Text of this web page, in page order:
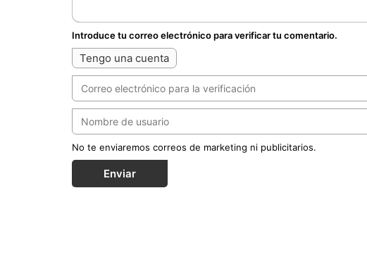
Introduce tu correo electrónico para verificar tu comentario.
Tengo una cuenta
No te enviaremos correos de marketing ni publicitarios.
Enviar